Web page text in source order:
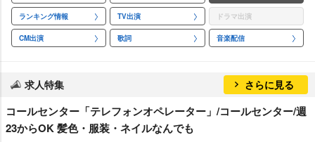
ランキング情報 TV出演 ドラマ出演
CM出演 歌詞 音楽配信
求人特集 さらに見る
コールセンター「テレフォンオペレーター」/コールセンター/週
23からOK 髪色・服装・ネイルなんでも